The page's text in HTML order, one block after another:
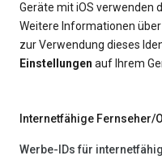
Geräte mit iOS verwenden
Weitere Informationen
zur Verwendung dieses
Einstellungen auf Ihrem
Internetfähige Fernseher/
Werbe-IDs für